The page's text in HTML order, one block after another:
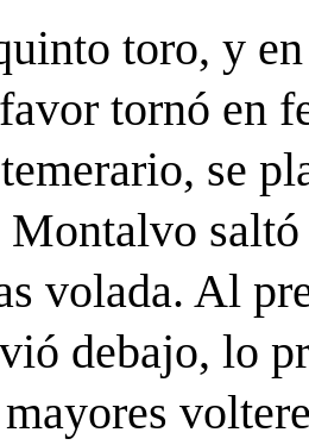
toro, y
tornó en
se
Montalvo
volada. Al
debajo, lo